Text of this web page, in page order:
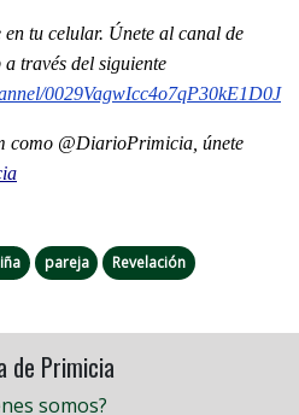
en tu celular. Únete al canal de
través del siguiente
0029VagwIcc4o7qP30kE1D0J
como @DiarioPrimicia, únete
pareja
Revelación
de Primicia
somos?